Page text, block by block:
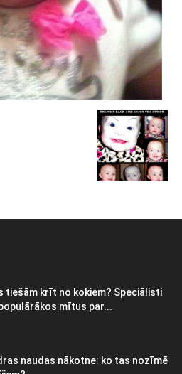
tiešām krīt no kokiem? Speciālisti
mītus par...
naudas nākotne: ko tas nozīmē